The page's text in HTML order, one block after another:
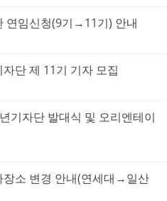
연임신청(9기→11기) 안내
단 제 11기 기자 모집
기자단 발대식 및 오리엔테이
장소 변경 안내(연세대→일산